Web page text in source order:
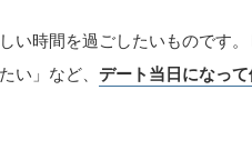
い時間を過ごしたいものです
い」など、 デート当日になっ